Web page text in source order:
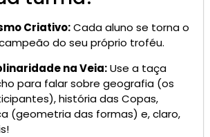
Criativo:Cada aluno se torna o
do seu próprio troféu.
na Veia:Use a taça
para falar sobre geografia (os
história das Copas,
(geometria das formas) e, claro,